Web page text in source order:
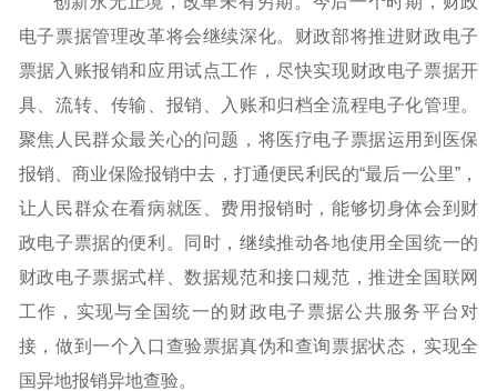
电子票据管理改革将会继续深化。财政部将推进财政电子
票据入账报销和应用试点工作，尽快实现财政电子票据开
具、流转、传输、报销、入账和归档全流程电子化管理。
聚焦人民群众最关心的问题，将医疗电子票据运用到医保
报销、商业保险报销中去，打通便民利民的“最后一公里”，
让人民群众在看病就医、费用报销时，能够切身体会到财
政电子票据的便利。同时，继续推动各地使用全国统一的
财政电子票据式样、数据规范和接口规范，推进全国联网
工作，实现与全国统一的财政电子票据公共服务平台对
接，做到一个入口查验票据真伪和查询票据状态，实现全
国异地报销异地查验。